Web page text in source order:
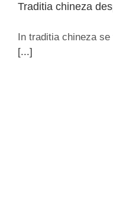
Traditia chineza
In traditia chineza
[...]